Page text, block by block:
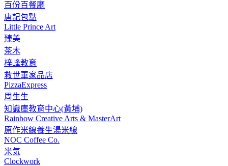
百份百餐廳
唐記包點
Little Prince Art
臻美
茶木
梓峰教育
救世軍家品店
PizzaExpress
周生生
知識庫教育中心(黃埔)
Rainbow Creative Arts & MasterArt
原作米線養生湯米線
NOC Coffee Co.
米気
Clockwork